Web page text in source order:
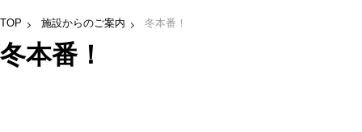
TOP 施設からのご案内 冬本番！
冬本番！